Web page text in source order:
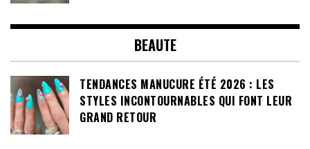
BEAUTE
TENDANCES MANUCURE ÉTÉ 2026 : LES
STYLES INCONTOURNABLES QUI FONT LEUR
GRAND RETOUR